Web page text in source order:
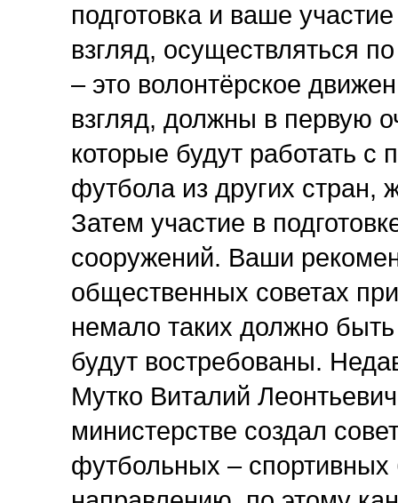
подготовка и ваше
взгляд, осуществляться
– это волонтёрское
взгляд, должны в первую
которые будут работать
футбола из других стран,
Затем участие в
сооружений. Ваши
общественных советах
немало таких должно
будут востребованы.
Мутко Виталий
министерстве создал
футбольных –